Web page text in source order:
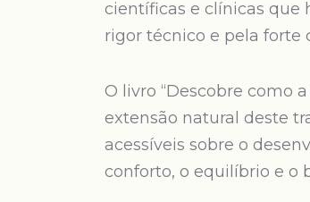
científicas e clínicas que
rigor técnico e pela forte
O livro “Descobre como
extensão natural deste
acessíveis sobre o
conforto, o equilíbrio e o